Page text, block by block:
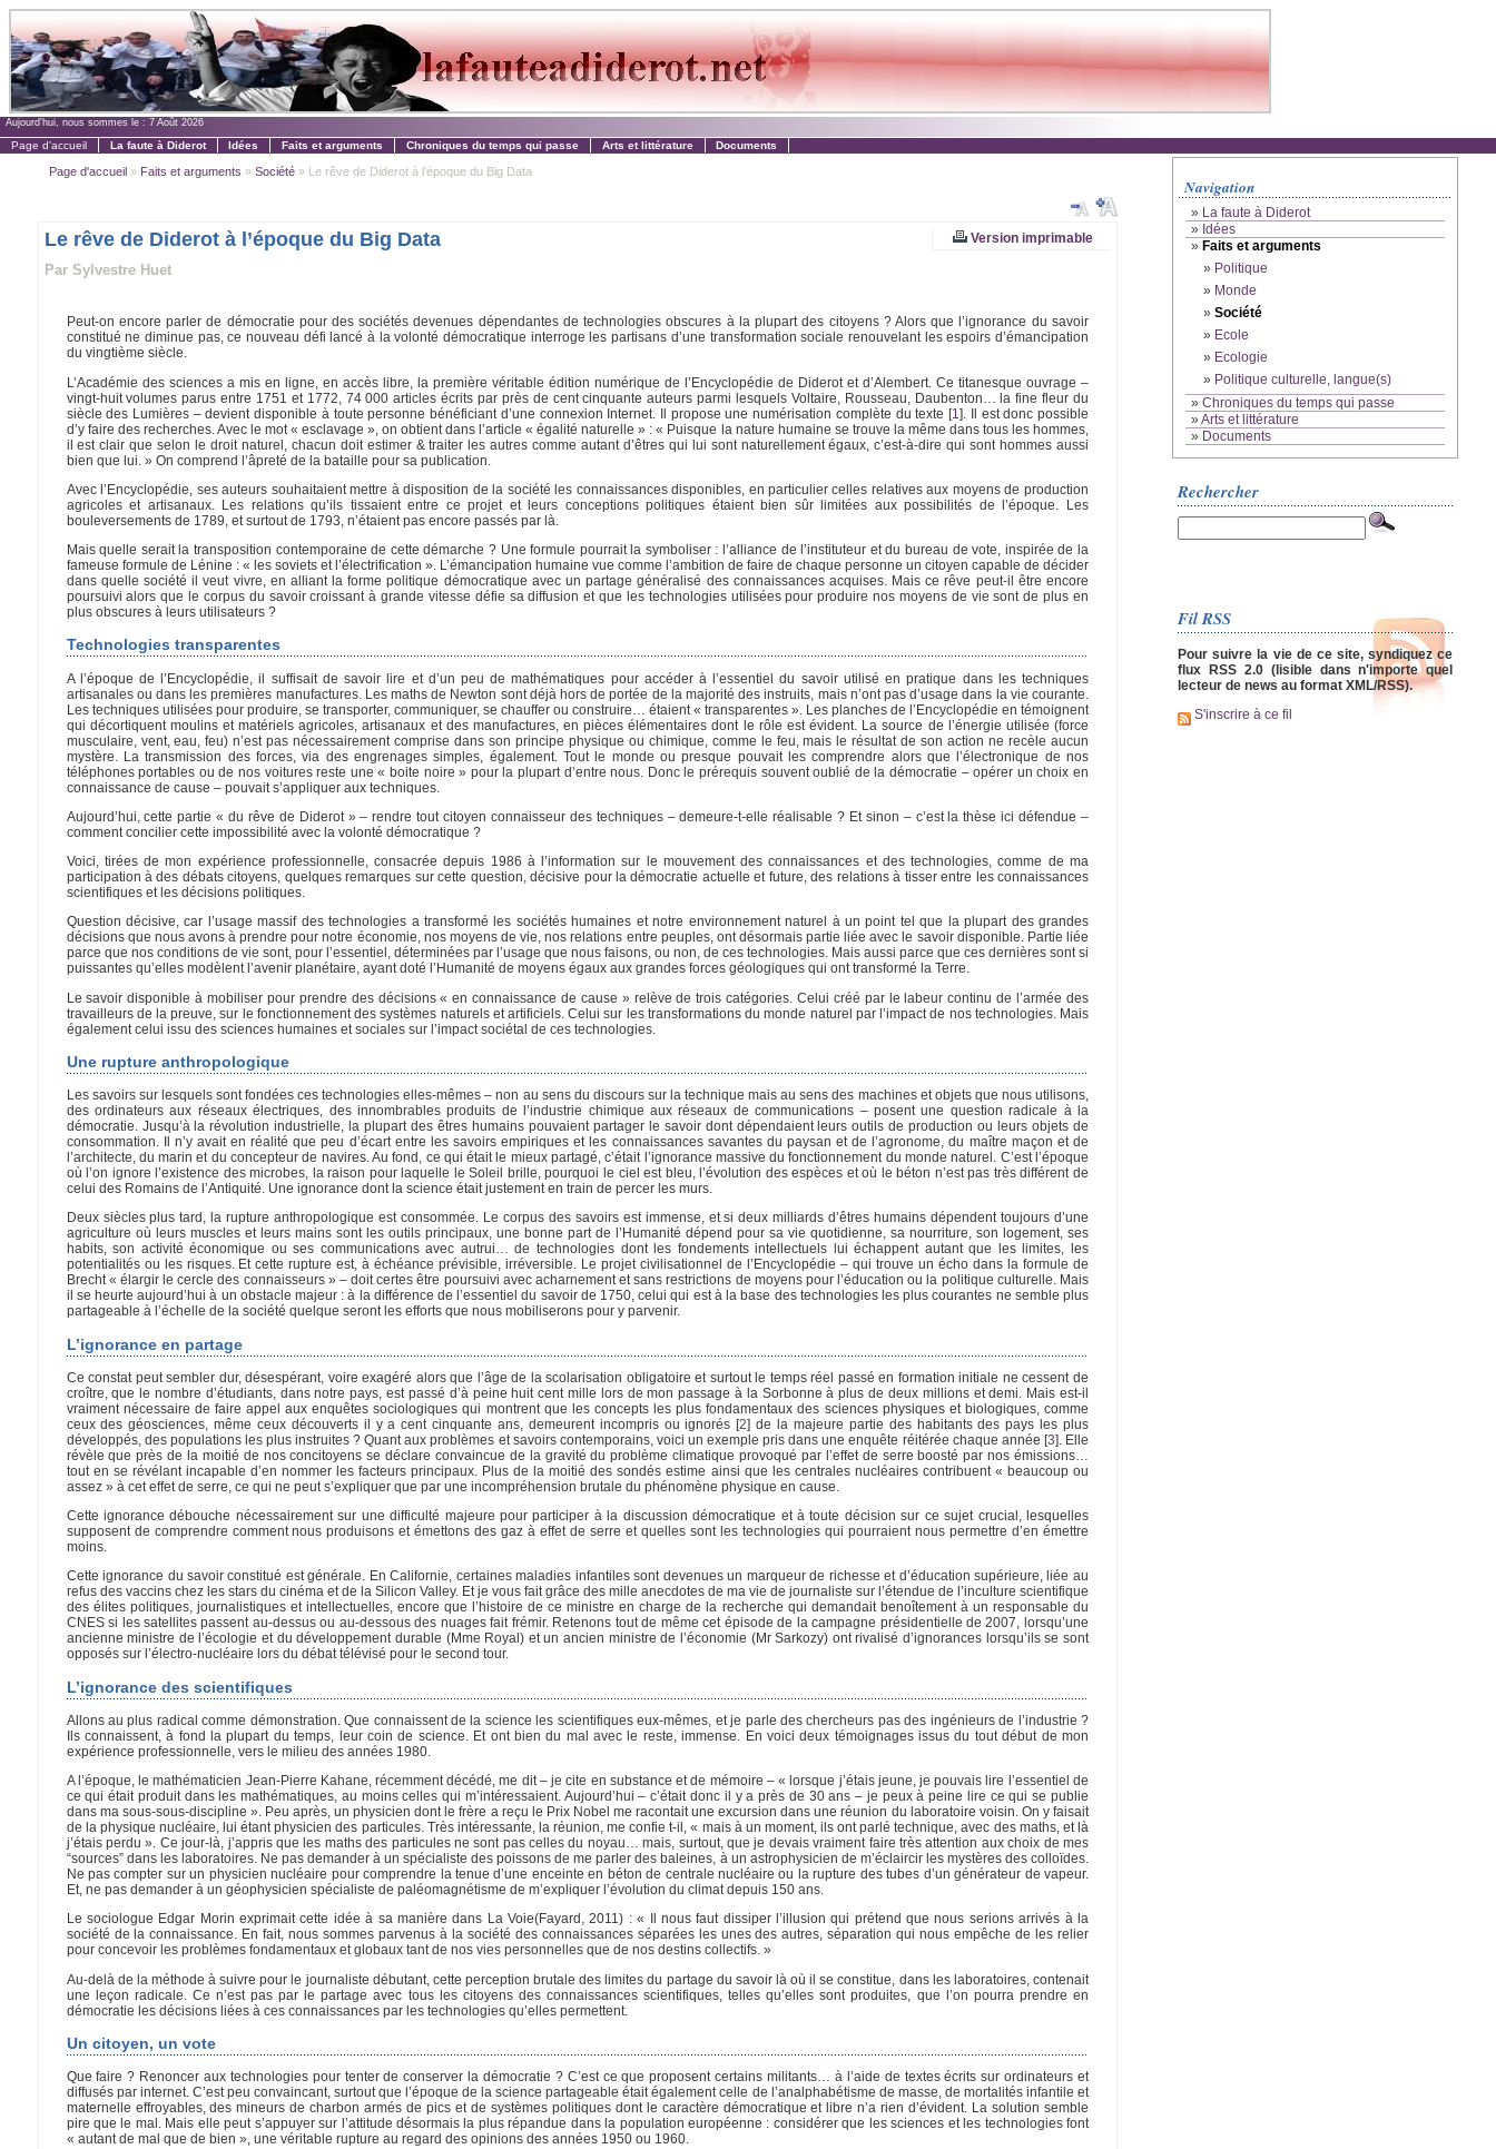
Aujourd'hui, nous sommes le : 7 Août 2026
Page d'accueil La faute à Diderot Idées Faits et arguments Chroniques du temps qui passe Arts et littérature Documents
Page d'accueil» Faits et arguments » Société» Le rêve de Diderot à l’époque du Big Data
Version imprimable
Le rêve de Diderot à l’époque du Big Data
Par Sylvestre Huet
Peut-on encore parler de démocratie pour des sociétés devenues dépendantes de technologies obscures à la plupart des citoyens ? Alors que l’ignorance du savoir
constitué ne diminue pas, ce nouveau défi lancé à la volonté démocratique interroge les partisans d’une transformation sociale renouvelant les espoirs d’émancipation
du vingtième siècle.
L’Académie des sciences a mis en ligne, en accès libre, la première véritable édition numérique de l’Encyclopédie de Diderot et d’Alembert. Ce titanesque ouvrage –
vingt-huit volumes parus entre 1751 et 1772, 74 000 articles écrits par près de cent cinquante auteurs parmi lesquels Voltaire, Rousseau, Daubenton… la fine fleur du
siècle des Lumières – devient disponible à toute personne bénéficiant d’une connexion Internet. Il propose une numérisation complète du texte [1] . Il est donc possible
d’y faire des recherches. Avec le mot « esclavage », on obtient dans l’article « égalité naturelle » : « Puisque la nature humaine se trouve la même dans tous les hommes,
il est clair que selon le droit naturel, chacun doit estimer & traiter les autres comme autant d’êtres qui lui sont naturellement égaux, c’est-à-dire qui sont hommes aussi
bien que lui. » On comprend l’âpreté de la bataille pour sa publication.
Avec l’Encyclopédie, ses auteurs souhaitaient mettre à disposition de la société les connaissances disponibles, en particulier celles relatives aux moyens de production
agricoles et artisanaux. Les relations qu’ils tissaient entre ce projet et leurs conceptions politiques étaient bien sûr limitées aux possibilités de l’époque. Les
bouleversements de 1789, et surtout de 1793, n’étaient pas encore passés par là.
Mais quelle serait la transposition contemporaine de cette démarche ? Une formule pourrait la symboliser : l’alliance de l’instituteur et du bureau de vote, inspirée de la
fameuse formule de Lénine : « les soviets et l’électrification ». L’émancipation humaine vue comme l’ambition de faire de chaque personne un citoyen capable de décider
dans quelle société il veut vivre, en alliant la forme politique démocratique avec un partage généralisé des connaissances acquises. Mais ce rêve peut-il être encore
poursuivi alors que le corpus du savoir croissant à grande vitesse défie sa diffusion et que les technologies utilisées pour produire nos moyens de vie sont de plus en
plus obscures à leurs utilisateurs ?
Technologies transparentes
A l’époque de l’Encyclopédie, il suffisait de savoir lire et d’un peu de mathématiques pour accéder à l’essentiel du savoir utilisé en pratique dans les techniques
artisanales ou dans les premières manufactures. Les maths de Newton sont déjà hors de portée de la majorité des instruits, mais n’ont pas d’usage dans la vie courante.
Les techniques utilisées pour produire, se transporter, communiquer, se chauffer ou construire… étaient « transparentes ». Les planches de l’Encyclopédie en témoignent
qui décortiquent moulins et matériels agricoles, artisanaux et des manufactures, en pièces élémentaires dont le rôle est évident. La source de l’énergie utilisée (force
musculaire, vent, eau, feu) n’est pas nécessairement comprise dans son principe physique ou chimique, comme le feu, mais le résultat de son action ne recèle aucun
mystère. La transmission des forces, via des engrenages simples, également. Tout le monde ou presque pouvait les comprendre alors que l’électronique de nos
téléphones portables ou de nos voitures reste une « boite noire » pour la plupart d’entre nous. Donc le prérequis souvent oublié de la démocratie – opérer un choix en
connaissance de cause – pouvait s’appliquer aux techniques.
Aujourd’hui, cette partie « du rêve de Diderot » – rendre tout citoyen connaisseur des techniques – demeure-t-elle réalisable ? Et sinon – c’est la thèse ici défendue –
comment concilier cette impossibilité avec la volonté démocratique ?
Voici, tirées de mon expérience professionnelle, consacrée depuis 1986 à l’information sur le mouvement des connaissances et des technologies, comme de ma
participation à des débats citoyens, quelques remarques sur cette question, décisive pour la démocratie actuelle et future, des relations à tisser entre les connaissances
scientifiques et les décisions politiques.
Question décisive, car l’usage massif des technologies a transformé les sociétés humaines et notre environnement naturel à un point tel que la plupart des grandes
décisions que nous avons à prendre pour notre économie, nos moyens de vie, nos relations entre peuples, ont désormais partie liée avec le savoir disponible. Partie liée
parce que nos conditions de vie sont, pour l’essentiel, déterminées par l’usage que nous faisons, ou non, de ces technologies. Mais aussi parce que ces dernières sont si
puissantes qu’elles modèlent l’avenir planétaire, ayant doté l’Humanité de moyens égaux aux grandes forces géologiques qui ont transformé la Terre.
Le savoir disponible à mobiliser pour prendre des décisions « en connaissance de cause » relève de trois catégories. Celui créé par le labeur continu de l’armée des
travailleurs de la preuve, sur le fonctionnement des systèmes naturels et artificiels. Celui sur les transformations du monde naturel par l’impact de nos technologies. Mais
également celui issu des sciences humaines et sociales sur l’impact sociétal de ces technologies.
Une rupture anthropologique
Les savoirs sur lesquels sont fondées ces technologies elles-mêmes – non au sens du discours sur la technique mais au sens des machines et objets que nous utilisons,
des ordinateurs aux réseaux électriques, des innombrables produits de l’industrie chimique aux réseaux de communications – posent une question radicale à la
démocratie. Jusqu’à la révolution industrielle, la plupart des êtres humains pouvaient partager le savoir dont dépendaient leurs outils de production ou leurs objets de
consommation. Il n’y avait en réalité que peu d’écart entre les savoirs empiriques et les connaissances savantes du paysan et de l’agronome, du maître maçon et de
l’architecte, du marin et du concepteur de navires. Au fond, ce qui était le mieux partagé, c’était l’ignorance massive du fonctionnement du monde naturel. C’est l’époque
où l’on ignore l’existence des microbes, la raison pour laquelle le Soleil brille, pourquoi le ciel est bleu, l’évolution des espèces et où le béton n’est pas très différent de
celui des Romains de l’Antiquité. Une ignorance dont la science était justement en train de percer les murs.
Deux siècles plus tard, la rupture anthropologique est consommée. Le corpus des savoirs est immense, et si deux milliards d’êtres humains dépendent toujours d’une
agriculture où leurs muscles et leurs mains sont les outils principaux, une bonne part de l’Humanité dépend pour sa vie quotidienne, sa nourriture, son logement, ses
habits, son activité économique ou ses communications avec autrui… de technologies dont les fondements intellectuels lui échappent autant que les limites, les
potentialités ou les risques. Et cette rupture est, à échéance prévisible, irréversible. Le projet civilisationnel de l’Encyclopédie – qui trouve un écho dans la formule de
Brecht « élargir le cercle des connaisseurs » – doit certes être poursuivi avec acharnement et sans restrictions de moyens pour l’éducation ou la politique culturelle. Mais
il se heurte aujourd’hui à un obstacle majeur : à la différence de l’essentiel du savoir de 1750, celui qui est à la base des technologies les plus courantes ne semble plus
partageable à l’échelle de la société quelque seront les efforts que nous mobiliserons pour y parvenir.
L’ignorance en partage
Ce constat peut sembler dur, désespérant, voire exagéré alors que l’âge de la scolarisation obligatoire et surtout le temps réel passé en formation initiale ne cessent de
croître, que le nombre d’étudiants, dans notre pays, est passé d’à peine huit cent mille lors de mon passage à la Sorbonne à plus de deux millions et demi. Mais est-il
vraiment nécessaire de faire appel aux enquêtes sociologiques qui montrent que les concepts les plus fondamentaux des sciences physiques et biologiques, comme
ceux des géosciences, même ceux découverts il y a cent cinquante ans, demeurent incompris ou ignorés [2] de la majeure partie des habitants des pays les plus
développés, des populations les plus instruites ? Quant aux problèmes et savoirs contemporains, voici un exemple pris dans une enquête réitérée chaque année [3]. Elle
révèle que près de la moitié de nos concitoyens se déclare convaincue de la gravité du problème climatique provoqué par l’effet de serre boosté par nos émissions…
tout en se révélant incapable d’en nommer les facteurs principaux. Plus de la moitié des sondés estime ainsi que les centrales nucléaires contribuent « beaucoup ou
assez » à cet effet de serre, ce qui ne peut s’expliquer que par une incompréhension brutale du phénomène physique en cause.
Cette ignorance débouche nécessairement sur une difficulté majeure pour participer à la discussion démocratique et à toute décision sur ce sujet crucial, lesquelles
supposent de comprendre comment nous produisons et émettons des gaz à effet de serre et quelles sont les technologies qui pourraient nous permettre d’en émettre
moins.
Cette ignorance du savoir constitué est générale. En Californie, certaines maladies infantiles sont devenues un marqueur de richesse et d’éducation supérieure, liée au
refus des vaccins chez les stars du cinéma et de la Silicon Valley. Et je vous fait grâce des mille anecdotes de ma vie de journaliste sur l’étendue de l’inculture scientifique
des élites politiques, journalistiques et intellectuelles, encore que l’histoire de ce ministre en charge de la recherche qui demandait benoîtement à un responsable du
CNES si les satellites passent au-dessus ou au-dessous des nuages fait frémir. Retenons tout de même cet épisode de la campagne présidentielle de 2007, lorsqu’une
ancienne ministre de l’écologie et du développement durable (Mme Royal) et un ancien ministre de l’économie (Mr Sarkozy) ont rivalisé d’ignorances lorsqu’ils se sont
opposés sur l’électro-nucléaire lors du débat télévisé pour le second tour.
L’ignorance des scientifiques
Allons au plus radical comme démonstration. Que connaissent de la science les scientifiques eux-mêmes, et je parle des chercheurs pas des ingénieurs de l’industrie ?
Ils connaissent, à fond la plupart du temps, leur coin de science. Et ont bien du mal avec le reste, immense. En voici deux témoignages issus du tout début de mon
expérience professionnelle, vers le milieu des années 1980.
A l’époque, le mathématicien Jean-Pierre Kahane, récemment décédé, me dit – je cite en substance et de mémoire – « lorsque j’étais jeune, je pouvais lire l’essentiel de
ce qui était produit dans les mathématiques, au moins celles qui m’intéressaient. Aujourd’hui – c’était donc il y a près de 30 ans – je peux à peine lire ce qui se publie
dans ma sous-sous-discipline ». Peu après, un physicien dont le frère a reçu le Prix Nobel me racontait une excursion dans une réunion du laboratoire voisin. On y faisait
de la physique nucléaire, lui étant physicien des particules. Très intéressante, la réunion, me confie t-il, « mais à un moment, ils ont parlé technique, avec des maths, et là
j’étais perdu ». Ce jour-là, j’appris que les maths des particules ne sont pas celles du noyau… mais, surtout, que je devais vraiment faire très attention aux choix de mes
“sources” dans les laboratoires. Ne pas demander à un spécialiste des poissons de me parler des baleines, à un astrophysicien de m’éclaircir les mystères des colloïdes.
Ne pas compter sur un physicien nucléaire pour comprendre la tenue d’une enceinte en béton de centrale nucléaire ou la rupture des tubes d’un générateur de vapeur.
Et, ne pas demander à un géophysicien spécialiste de paléomagnétisme de m’expliquer l’évolution du climat depuis 150 ans.
Le sociologue Edgar Morin exprimait cette idée à sa manière dans La Voie(Fayard, 2011) : « Il nous faut dissiper l’illusion qui prétend que nous serions arrivés à la
société de la connaissance. En fait, nous sommes parvenus à la société des connaissances séparées les unes des autres, séparation qui nous empêche de les relier
pour concevoir les problèmes fondamentaux et globaux tant de nos vies personnelles que de nos destins collectifs. »
Au-delà de la méthode à suivre pour le journaliste débutant, cette perception brutale des limites du partage du savoir là où il se constitue, dans les laboratoires, contenait
une leçon radicale. Ce n’est pas par le partage avec tous les citoyens des connaissances scientifiques, telles qu’elles sont produites, que l’on pourra prendre en
démocratie les décisions liées à ces connaissances par les technologies qu’elles permettent.
Un citoyen, un vote
Que faire ? Renoncer aux technologies pour tenter de conserver la démocratie ? C’est ce que proposent certains militants… à l’aide de textes écrits sur ordinateurs et
diffusés par internet. C’est peu convaincant, surtout que l’époque de la science partageable était également celle de l’analphabétisme de masse, de mortalités infantile et
maternelle effroyables, des mineurs de charbon armés de pics et de systèmes politiques dont le caractère démocratique et libre n’a rien d’évident. La solution semble
pire que le mal. Mais elle peut s’appuyer sur l’attitude désormais la plus répandue dans la population européenne : considérer que les sciences et les technologies font
« autant de mal que de bien », une véritable rupture au regard des opinions des années 1950 ou 1960.
Navigation
» La faute à Diderot
» Idées
» Faits et arguments
» Politique
» Monde
» Société
» Ecole
» Ecologie
» Politique culturelle, langue(s)
» Chroniques du temps qui passe
»Arts et littérature
» Documents
Rechercher
Fil RSS
Pour suivre la vie de ce site, syndiquez ce
flux RSS 2.0 (lisible dans n'importe quel
lecteur de news au format XML/RSS).
S'inscrire à ce fil